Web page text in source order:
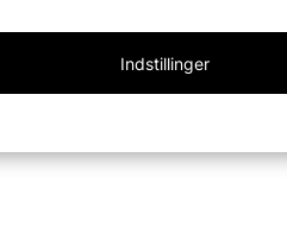
Indstillinger